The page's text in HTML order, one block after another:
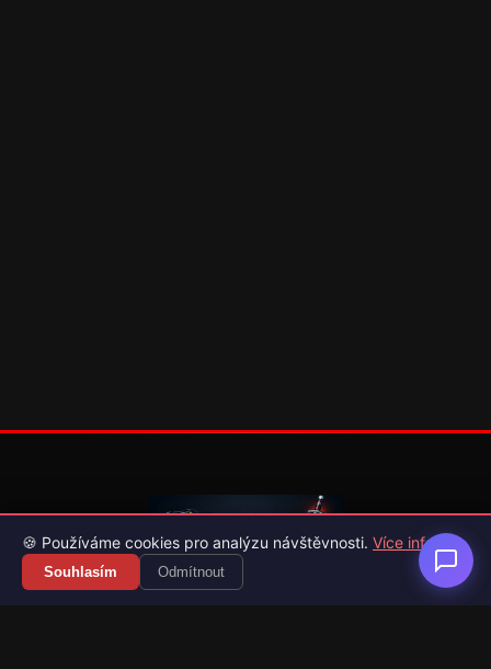
Váš průvodce světem videoher. Novinky, recenze a česko-
slovenské překlady her.
🍪 Používáme cookies pro analýzu návštěvnosti. Více info
Souhlasím Odmítnout